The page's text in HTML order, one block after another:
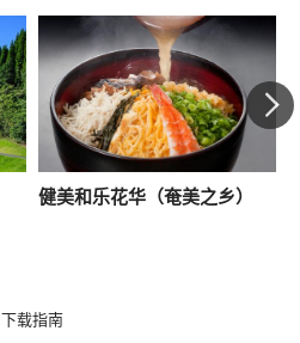
健美和乐花华（奄美之乡）
下载指南